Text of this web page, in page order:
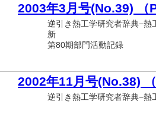
2003年3月号(No.39) （
逆引き熱工学研究者辞典−
新
第80期部門活動記録
2002年11月号(No.38)
逆引き熱工学研究者辞典−